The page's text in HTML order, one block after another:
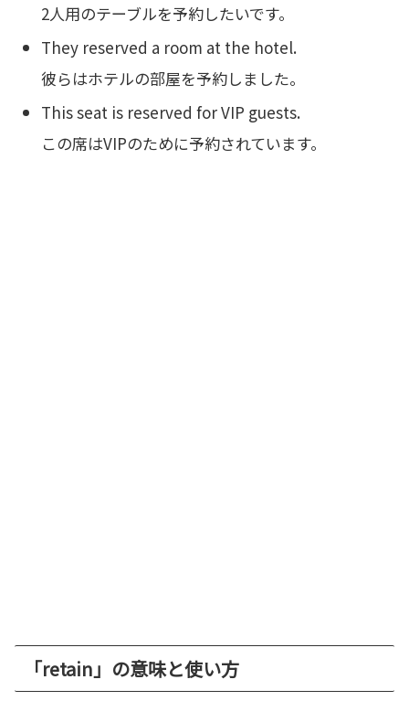
2人用のテーブルを予約したいです。
They reserved a room at the hotel.
彼らはホテルの部屋を予約しました。
This seat is reserved for VIP guests.
この席はVIPのために予約されています。
「retain」の意味と使い方